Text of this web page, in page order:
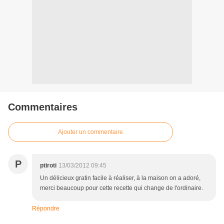
Commentaires
Ajouter un commentaire
P ptiroti 13/03/2012 09:45
Un délicieux gratin facile à réaliser, à la maison on a adoré,
merci beaucoup pour cette recette qui change de l'ordinaire.
Répondre